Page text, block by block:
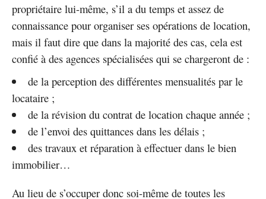
propriétaire lui-même, s’il a du temps et assez de
connaissance pour organiser ses opérations de location,
mais il faut dire que dans la majorité des cas, cela est
confié à des agences spécialisées qui se chargeront de :
de la perception des différentes mensualités par le
locataire ;
de la révision du contrat de location chaque année ;
de l’envoi des quittances dans les délais ;
des travaux et réparation à effectuer dans le bien
immobilier…
Au lieu de s’occuper donc soi-même de toutes les